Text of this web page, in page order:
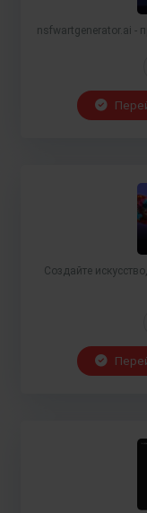
nsfwartgenerator.ai -
Создайте